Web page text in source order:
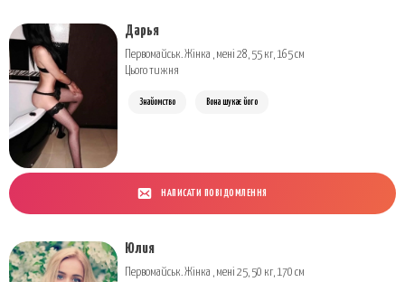
Дарья
Первомайськ. Жінка , мені 28, 55 кг, 165 см
Цього тижня
Знайомство Вона шукає його
НАПИСАТИ ПОВІДОМЛЕННЯ
Юлия
Первомайськ. Жінка , мені 25, 50 кг, 170 см